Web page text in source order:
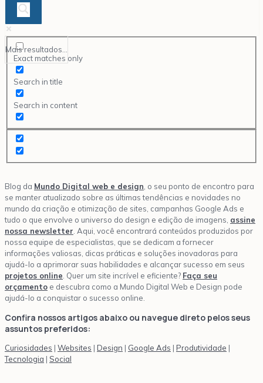
Mais resultados...
Exact matches only
Search in title
Search in content
Blog da Mundo Digital web e design, o seu ponto de encontro para
se manter atualizado sobre as últimas tendências e novidades no
mundo da criação e otimização de sites, campanhas Google Ads e
tudo o que envolve o universo do design e edição de imagens, assine
nossa newsletter. Aqui, você encontrará conteúdos produzidos por
nossa equipe de especialistas, que se dedicam a fornecer
informações valiosas, dicas práticas e soluções inovadoras para
ajudá-lo a aprimorar suas habilidades e alcançar sucesso em seus
projetos online. Quer um site incrível e eficiente? Faça seu
orçamento e descubra como a Mundo Digital Web e Design pode
ajudá-lo a conquistar o sucesso online.
Confira nossos artigos abaixo ou navegue direto pelos seus
assuntos preferidos:
Curiosidades | Websites | Design | Google Ads | Produtividade |
Tecnologia | Social